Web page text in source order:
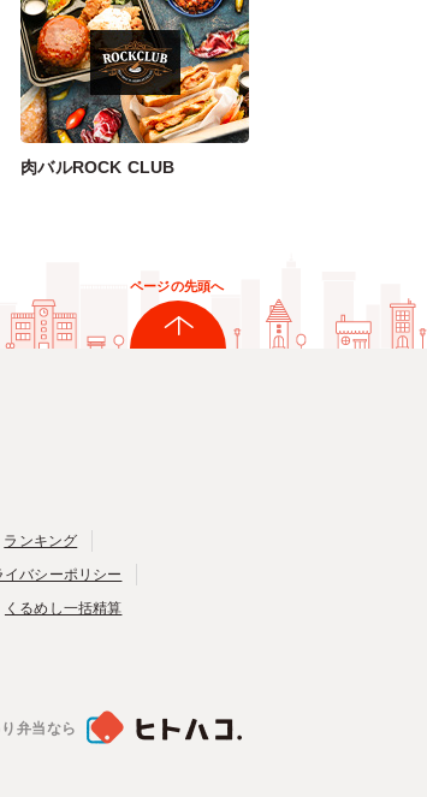
肉バルROCK CLUB
ページの先頭へ
ランキング
イバシーポリシー
くるめし一括精算
弁当なら